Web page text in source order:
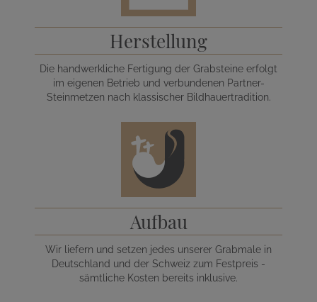
Herstellung
Die handwerkliche Fertigung der Grabsteine erfolgt
im eigenen Betrieb und verbundenen Partner-
Steinmetzen nach klassischer Bildhauertradition.
Aufbau
Wir liefern und setzen jedes unserer Grabmale in
Deutschland und der Schweiz zum Festpreis -
sämtliche Kosten bereits inklusive.